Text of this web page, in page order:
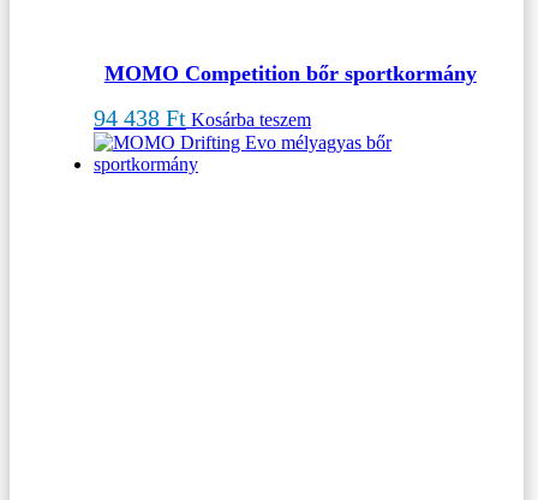
MOMO Competition bőr sportkormány
94 438 Ft Kosárba teszem